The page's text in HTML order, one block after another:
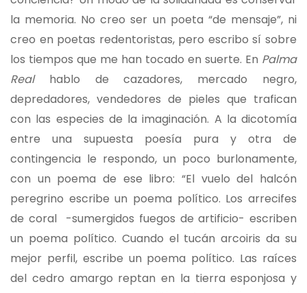
la memoria. No creo ser un poeta “de mensaje”, ni
creo en poetas redentoristas, pero escribo sí sobre
los tiempos que me han tocado en suerte. En Palma
Realhablo de cazadores, mercado negro,
depredadores, vendedores de pieles que trafican
con las especies de la imaginación. A la dicotomía
entre una supuesta poesía pura y otra de
contingencia le respondo, un poco burlonamente,
con un poema de ese libro: “El vuelo del halcón
peregrino escribe un poema político. Los arrecifes
de coral -sumergidos fuegos de artificio- escriben
un poema político. Cuando el tucán arcoiris da su
mejor perfil, escribe un poema político. Las raíces
del cedro amargo reptan en la tierra esponjosa y